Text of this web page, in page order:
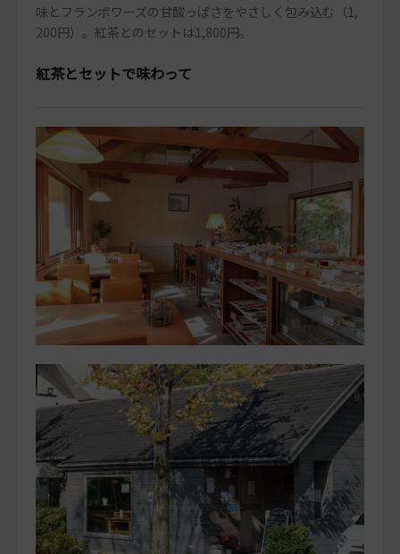
味とフランボワーズの甘酸っぱさをやさしく包み込む（1,
200円）。紅茶とのセットは1,800円。
紅茶とセットで味わって